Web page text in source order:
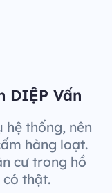
DIỆP Vấn
hệ thống, nên
hàng loạt.
cư trong hồ
thật.